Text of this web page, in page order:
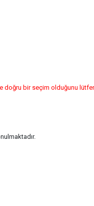
doğru bir seçim olduğunu